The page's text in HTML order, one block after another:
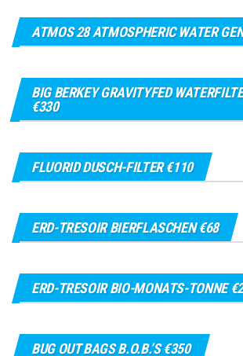
ATMOS 28 ATMOSPHERIC WATER
BIG BERKEY GRAVITYFED
€330
FLUORID DUSCH-FILTER €110
ERD-TRESOIR BIERFLASCHEN €68
ERD-TRESOIR BIO-MONATS-TONNE
BUG OUT BAGS B.O.B.’S €350